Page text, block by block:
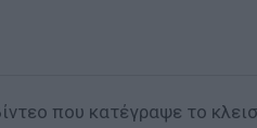
που κατέγραψε το